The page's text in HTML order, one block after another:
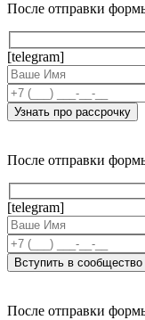
После отправки
[telegram]
После отправки
[telegram]
После отправки